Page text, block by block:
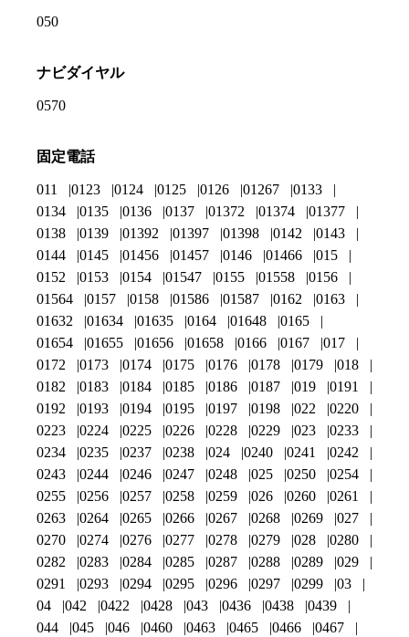
050
ナビダイヤル
0570
固定電話
011 0123 0124 0125 0126 01267
0133
0134
0135 0136 0137 01372 01374
01377
0138
0139 01392 01397 01398 0142
0143
0144
0145 01456 01457 0146 01466
015
0152
0153 0154 01547 0155 01558
0156
01564
0157 0158 01586 01587 0162
0163
01632
01634 01635 0164 01648
0165
01654
01655 01656 01658 0166 0167
017
0172
0173 0174 0175 0176 0178 0179
018
0182
0183 0184 0185 0186 0187 019
0191
0192
0193 0194 0195 0197 0198 022
0220
0223
0224 0225 0226 0228 0229 023
0233
0234
0235 0237 0238 024 0240 0241
0242
0243
0244 0246 0247 0248 025 0250
0254
0255
0256 0257 0258 0259 026 0260
0261
0263
0264 0265 0266 0267 0268 0269
027
0270
0274 0276 0277 0278 0279 028
0280
0282
0283 0284 0285 0287 0288 0289
029
0291
0293 0294 0295 0296 0297 0299
03
04
042 0422 0428 043 0436 0438
0439
044
045 046 0460 0463 0465 0466 0467